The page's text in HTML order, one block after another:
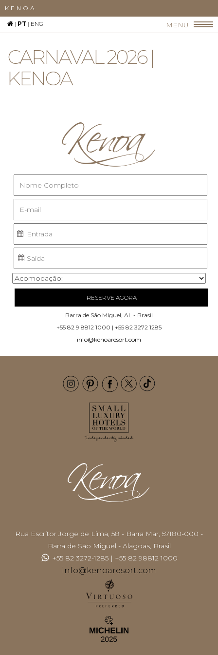
KENOA
| PT | ENG MENU
CARNAVAL 2026 |
KENOA
RESERVE AGORA
Barra de São Miguel, AL - Brasil
+55 82 9 8812 1000 | +55 82 3272 1285
info@kenoaresort.com
Rua Escritor Jorge de Lima, 58 - Barra Mar, 57180-000 -
Barra de São Miguel - Alagoas, Brasil
+55 82 3272-1285 | +55 82 98812 1000
info@kenoaresort.com